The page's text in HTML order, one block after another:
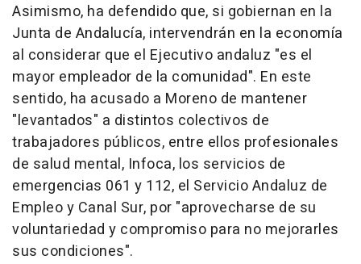
Asimismo, ha defendido que, si gobiernan en la
Junta de Andalucía, intervendrán en la economía
al considerar que el Ejecutivo andaluz "es el
mayor empleador de la comunidad". En este
sentido, ha acusado a Moreno de mantener
"levantados" a distintos colectivos de
trabajadores públicos, entre ellos profesionales
de salud mental, Infoca, los servicios de
emergencias 061 y 112, el Servicio Andaluz de
Empleo y Canal Sur, por "aprovecharse de su
voluntariedad y compromiso para no mejorarles
sus condiciones".